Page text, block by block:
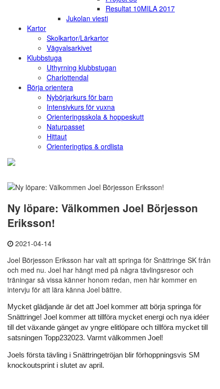
Resultat 10MILA 2017
Jukolan viesti
Kartor
Skolkartor/Lärkartor
Vägvalsarkivet
Klubbstuga
Uthyrning klubbstugan
Charlottendal
Börja orientera
Nybörjarkurs för barn
Intensivkurs för vuxna
Orienteringsskola & hoppeskutt
Naturpasset
Hittaut
Orienteringtips & ordlista
Ny löpare: Välkommen Joel Börjesson
Eriksson!
2021-04-14
Joel Börjesson Eriksson har valt att springa för Snättringe SK från
och med nu. Joel har hängt med på några tävlingsresor och
träningar så vissa känner honom redan, men här kommer en
intervju för att lära känna Joel bättre.
Mycket glädjande är det att Joel kommer att börja springa för
Snättringe! Joel kommer att tillföra mycket energi och nya idéer
till det växande gänget av yngre elitlöpare och tillföra mycket till
satsningen Topp232023. Varmt välkommen Joel!
Joels första tävling i Snättringetröjan blir förhoppningsvis SM
knockoutsprint i slutet av april.